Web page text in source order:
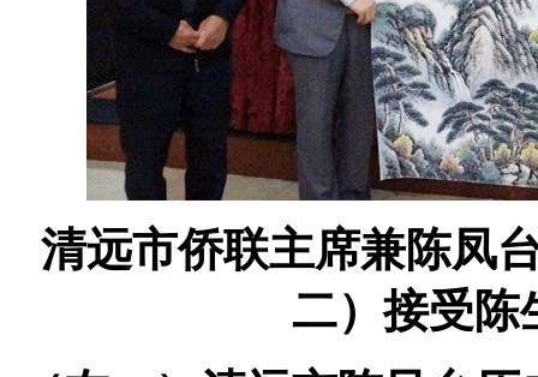
清远市侨联主席兼陈凤
二）接受陈